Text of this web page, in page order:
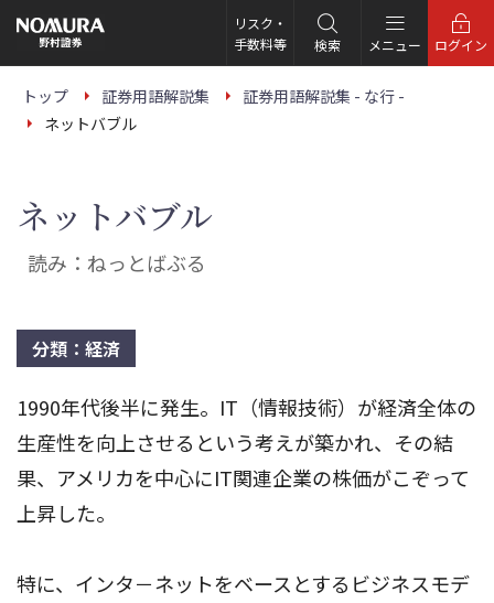
の
ー
リスク・
手数料等
検索 メニュー ログイン
トップ 証券用語解説集
証券用語解説集 - な行 -
ネットバブル
ネットバブル
読み：ねっとばぶる
分類：経済
1990年代後半に発生。IT（情報技術）が経済全体の
生産性を向上させるという考えが築かれ、その結
果、アメリカを中心にIT関連企業の株価がこぞって
上昇した。
特に、インタ－ネットをベースとするビジネスモデ